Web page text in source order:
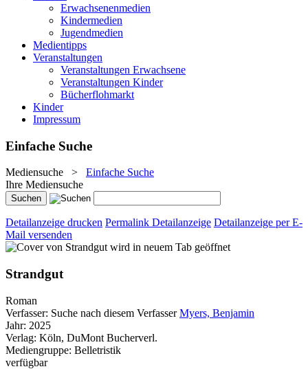
Erwachsenenmedien
Kindermedien
Jugendmedien
Medientipps
Veranstaltungen
Veranstaltungen Erwachsene
Veranstaltungen Kinder
Bücherflohmarkt
Kinder
Impressum
Einfache Suche
Mediensuche > Einfache Suche
Ihre Mediensuche
Detailanzeige drucken Permalink Detailanzeige Detailanzeige per E-
Mail versenden
wird in neuem Tab geöffnet
Strandgut
Roman
Verfasser: Suche nach diesem Verfasser Myers, Benjamin
Jahr: 2025
Verlag: Köln, DuMont Bucherverl.
Mediengruppe: Belletristik
verfügbar